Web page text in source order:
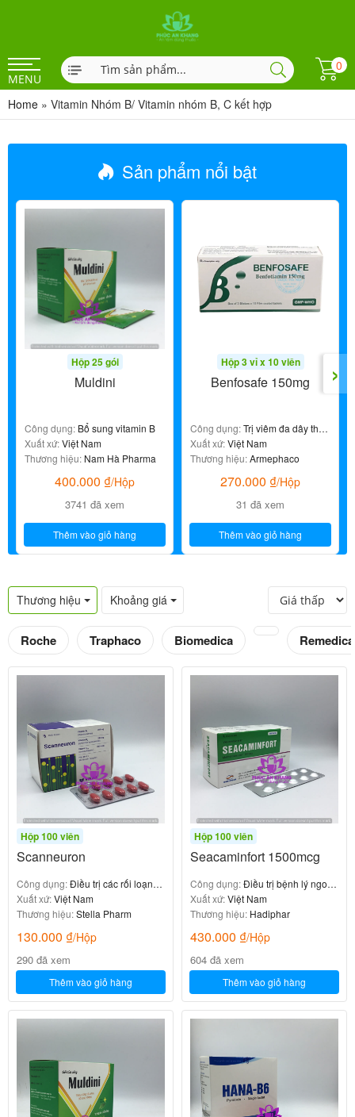
MENU
0
Home » Vitamin Nhóm B/ Vitamin nhóm B, C kết hợp
Sản phẩm nổi bật
Hộp 25 gói
Muldini
Công dụng: Bổ sung vitamin B
Xuất xứ:Việt Nam
Thương hiệu: Nam Hà Pharma
400.000 ₫/Hộp
3741 đã xem
Thêm vào giỏ hàng
Hộp 3 vỉ x 10 viên
Benfosafe 150mg
Công dụng:Trị viêm đa dây thần
kinh
Xuất xứ:Việt Nam
Thương hiệu:Armephaco
270.000 ₫/Hộp
31 đã xem
Thêm vào giỏ hàng
›
Thương hiệu Khoảng giá
Roche Traphaco Biomedica Remedica
Hộp 100 viên
Scanneuron
Công dụng:Điều trị các rối loạn
về thần kinh
Xuất xứ:Việt Nam
Thương hiệu:Stella Pharm
130.000 ₫/Hộp
290 đã xem
Thêm vào giỏ hàng
Hộp 100 viên
Seacaminfort 1500mcg
Công dụng:Điều trị bệnh lý ngoại
biên
Xuất xứ:Việt Nam
Thương hiệu: Hadiphar
430.000 ₫/Hộp
604 đã xem
Thêm vào giỏ hàng